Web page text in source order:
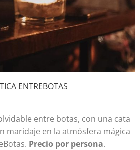
ENTREBOTAS
entre botas, con una cata
maridaje en la atmósfera mágica
Precio por persona.